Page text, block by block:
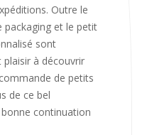
Je ne
chez
et merci à vous.